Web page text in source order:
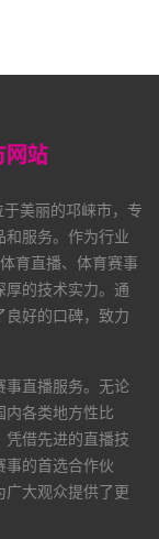
美丽的邛崃市，专
和服务。作为行业
育直播、体育赛事
厚的技术实力。通
良好的口碑，致力
事直播服务。无论
内各类地方性比
凭借先进的直播技
事的首选合作伙
广大观众提供了更